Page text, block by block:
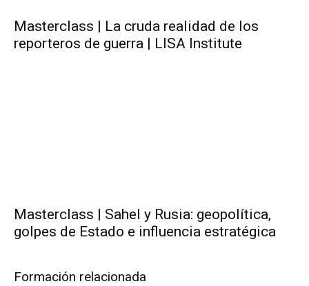
Masterclass | La cruda realidad de los
reporteros de guerra | LISA Institute
Masterclass | Sahel y Rusia: geopolítica,
golpes de Estado e influencia estratégica
Formación relacionada